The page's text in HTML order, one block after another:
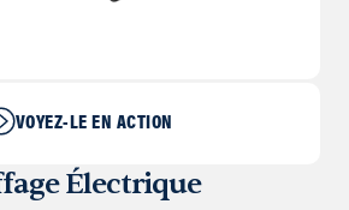
VOYEZ-LE EN ACTION
Électrique